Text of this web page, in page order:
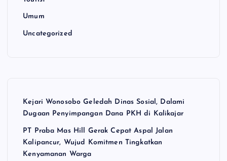
Umum
Uncategorized
Kejari Wonosobo Geledah Dinas Sosial, Dalami
Dugaan Penyimpangan Dana PKH di Kalikajar
PT Praba Mas Hill Gerak Cepat Aspal Jalan
Kalipancur, Wujud Komitmen Tingkatkan
Kenyamanan Warga